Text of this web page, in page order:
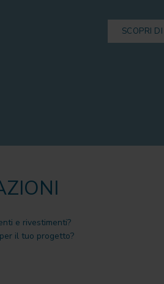
SCOPRI
e rivestimenti?
il tuo progetto?